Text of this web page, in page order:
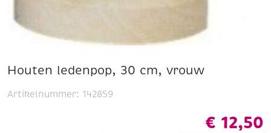
Houten ledenpop, 30 cm, vrouw
€ 12,50
Artikelnummer: 142859